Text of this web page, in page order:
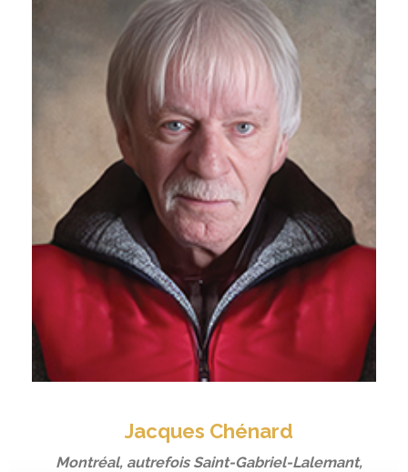
Jacques Chénard
Montréal, autrefois Saint-Gabriel-Lalemant,